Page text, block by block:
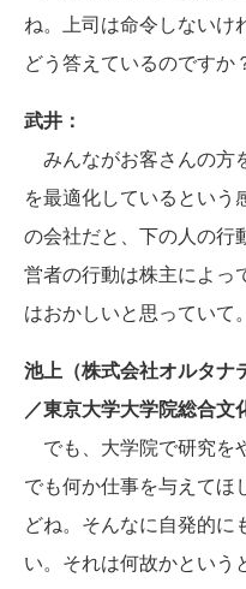
ね。上司は命令しないけ
どう答えているのですか
武井：
みんながお客さんの方
を最適化しているという
の会社だと、下の人の行
営者の行動は株主によっ
はおかしいと思っていて。
池上（株式会社オルタナ
／東京大学大学院総合文
でも、大学院で研究を
でも何か仕事を与えてほ
どね。そんなに自発的に
い。それは何故かという